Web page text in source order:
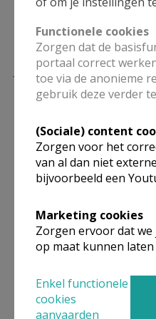
kleding naast een
netvlies gegrift.
James’ moeder, Diane
McCann haar verhaal op
haar zoon. Hiermee zet
eendimensionaal verhaal
haar geliefde zoon
belangwekkend pleidooi
wanneer zij de door een
hoofd geleerde en
van de Amerikaanse
gijzelingen heeft. Maar
Functionele cookies
Zorgen dat de
portaal correct
toe via de anonieme
gebruik deze verder
(Sociale) content
Zorgen voor het
van al dan niet
bijvoorbeeld een
Marketing cookies
Zorgen ervoor dat we
op maat kunnen laten
Enkel functionele
cookies
aanvaarden